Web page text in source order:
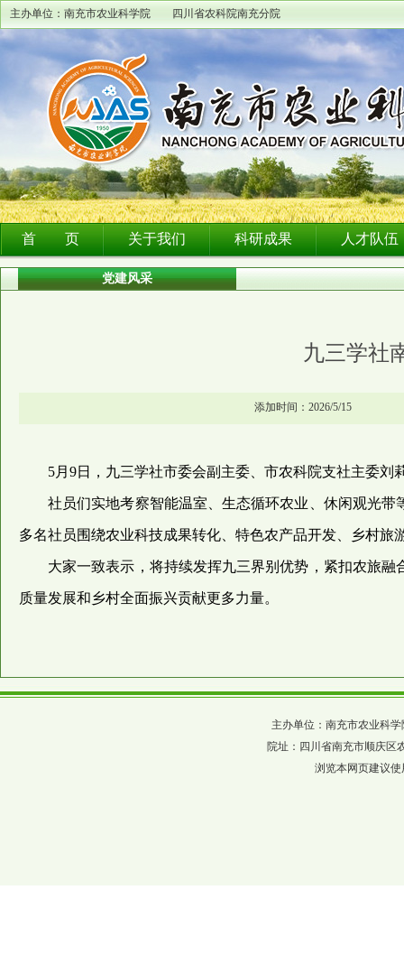
主办单位：南充市农业科学院 四川省农科院南充分院
首 页 关于我们 科研成果 人才队伍
党建风采
九三学社
添加时间：2026/5/15
5月9日，九三学社市委会副主委、市农科院支社主委
社员们实地考察智能温室、生态循环农业、休闲观光
多名社员围绕农业科技成果转化、特色农产品开发、乡村
大家一致表示，将持续发挥九三界别优势，紧扣农旅
质量发展和乡村全面振兴贡献更多力量。
主办单位：南充市农业科
院址：四川省南充市顺庆
浏览本网页建议